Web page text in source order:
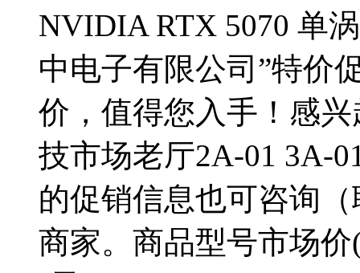
NVIDIA RTX 5070 单
中电子有限公司”特价
价，值得您入手！感
技市场老厅2A-01 3A-
的促销信息也可咨询（
商家。商品型号市场